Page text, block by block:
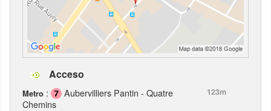
Acceso
Metro :
Aubervilliers Pantin - Quatre
Chemins
123m